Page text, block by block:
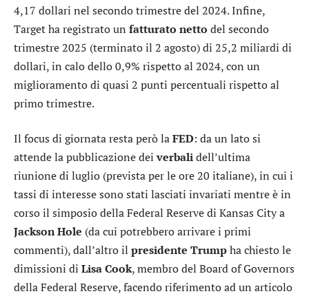
4,17 dollari nel secondo trimestre del 2024. Infine,
Targetha registrato un fatturato netto del secondo
trimestre 2025 (terminato il 2 agosto) di 25,2 miliardi di
dollari, in calo dello 0,9% rispetto al 2024, con un
miglioramento di quasi 2 punti percentuali rispetto al
primo trimestre.
Il focus di giornata resta però laFED: da un lato si
attende la pubblicazione deiverbalidell’ultima
riunione di luglio (prevista per le ore 20 italiane), in cui i
tassi di interesse sono stati lasciati invariati mentre è in
corso il simposio della Federal Reserve di Kansas City a
JacksonHole (da cui potrebbero arrivare i primi
commenti), dall’altro il presidente Trumpha chiesto le
dimissioni di LisaCook, membro del Board of Governors
della Federal Reserve, facendo riferimento ad un articolo